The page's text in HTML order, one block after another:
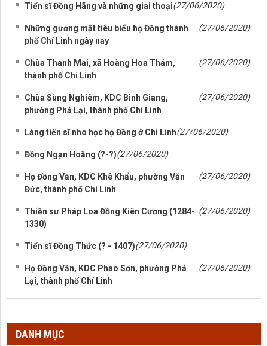
Tiến sĩ Đồng Hãng và những giai thoại(27/06/2020)
Những gương mặt tiêu biểu họ Đồng thành
phố Chí Linh ngày nay
(27/06/2020)
Chùa Thanh Mai, xã Hoàng Hoa Thám,
thành phố Chí Linh
(27/06/2020)
Chùa Sùng Nghiêm, KDC Bình Giang,
phường Phả Lại, thành phố Chí Linh
(27/06/2020)
Làng tiến sĩ nho học họ Đồng ở Chí Linh(27/06/2020)
Đồng Ngạn Hoằng (?-?)(27/06/2020)
Họ Đồng Văn, KDC Khê Khẩu, phường Văn
Đức, thành phố Chí Linh
(27/06/2020)
Thiền sư Pháp Loa Đồng Kiên Cương (1284-
1330)
(27/06/2020)
Tiến sĩ Đồng Thức (? - 1407)(27/06/2020)
Họ Đồng Văn, KDC Phao Sơn, phường Phả
Lại, thành phố Chí Linh
(27/06/2020)
DANH MỤC